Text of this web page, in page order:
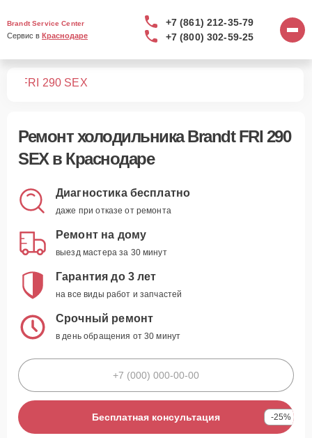
Brandt Service Center
Сервис в Краснодаре
+7 (861) 212-35-79
+7 (800) 302-59-25
FRI 290 SEX
Ремонтхолодильника Brandt FRI 290
SEXв Краснодаре
Диагностика бесплатно
даже при отказе от ремонта
Ремонт на дому
выезд мастера за 30 минут
Гарантия до 3 лет
на все виды работ и запчастей
Срочный ремонт
в день обращения от 30 минут
Бесплатная консультация -25%